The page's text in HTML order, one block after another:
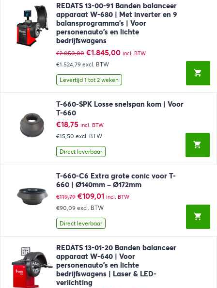
REDATS 13-00-91 Banden balanceer
apparaat W-680 | Met inverter en 9
balansprogramma’s | Voor
personenauto’s en lichte
bedrijfswagens
€2.050,00 Oorspronkelijke
prijs
was:
€2.050,00.
€1.845,00Huidige
€1.845,00.
incl. BTW
€1.524,79 excl. BTW
Levertijd 1 tot 2 weken
T-660-SPK Losse snelspan kom | Voor
T-660
€18,75 incl. BTW
€15,50 excl. BTW
Direct leverbaar
T-660-C6 Extra grote conic voor T-
660 | Ø140mm – Ø172mm
€119,79 Oorspronkelijke
prijs
was:
€119,79.
€109,01Huidige
prijs
€109,01.
incl. BTW
€90,09 excl. BTW
Direct leverbaar
REDATS 13-01-20 Banden balanceer
apparaat W-640 | Voor
personenauto’s en lichte
bedrijfswagens | Laser & LED-
verlichting